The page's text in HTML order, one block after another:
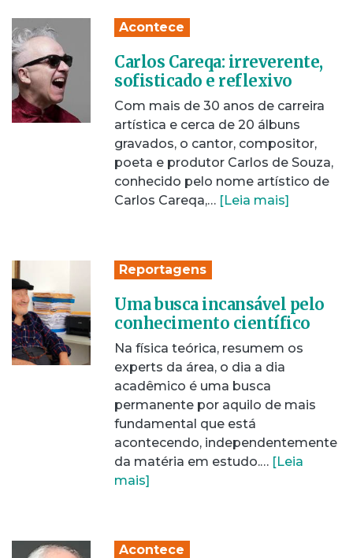
Acontece
Carlos Careqa: irreverente,
sofisticado e reflexivo
Com mais de 30 anos de carreira
artística e cerca de 20 álbuns
gravados, o cantor, compositor,
poeta e produtor Carlos de Souza,
conhecido pelo nome artístico de
Carlos Careqa,… [Leia mais]
Reportagens
Uma busca incansável pelo
conhecimento científico
Na física teórica, resumem os
experts da área, o dia a dia
acadêmico é uma busca
permanente por aquilo de mais
fundamental que está
acontecendo, independentemente
da matéria em estudo.… [Leia
mais]
Acontece